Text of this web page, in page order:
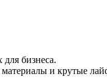
бизнеса.
и крутые